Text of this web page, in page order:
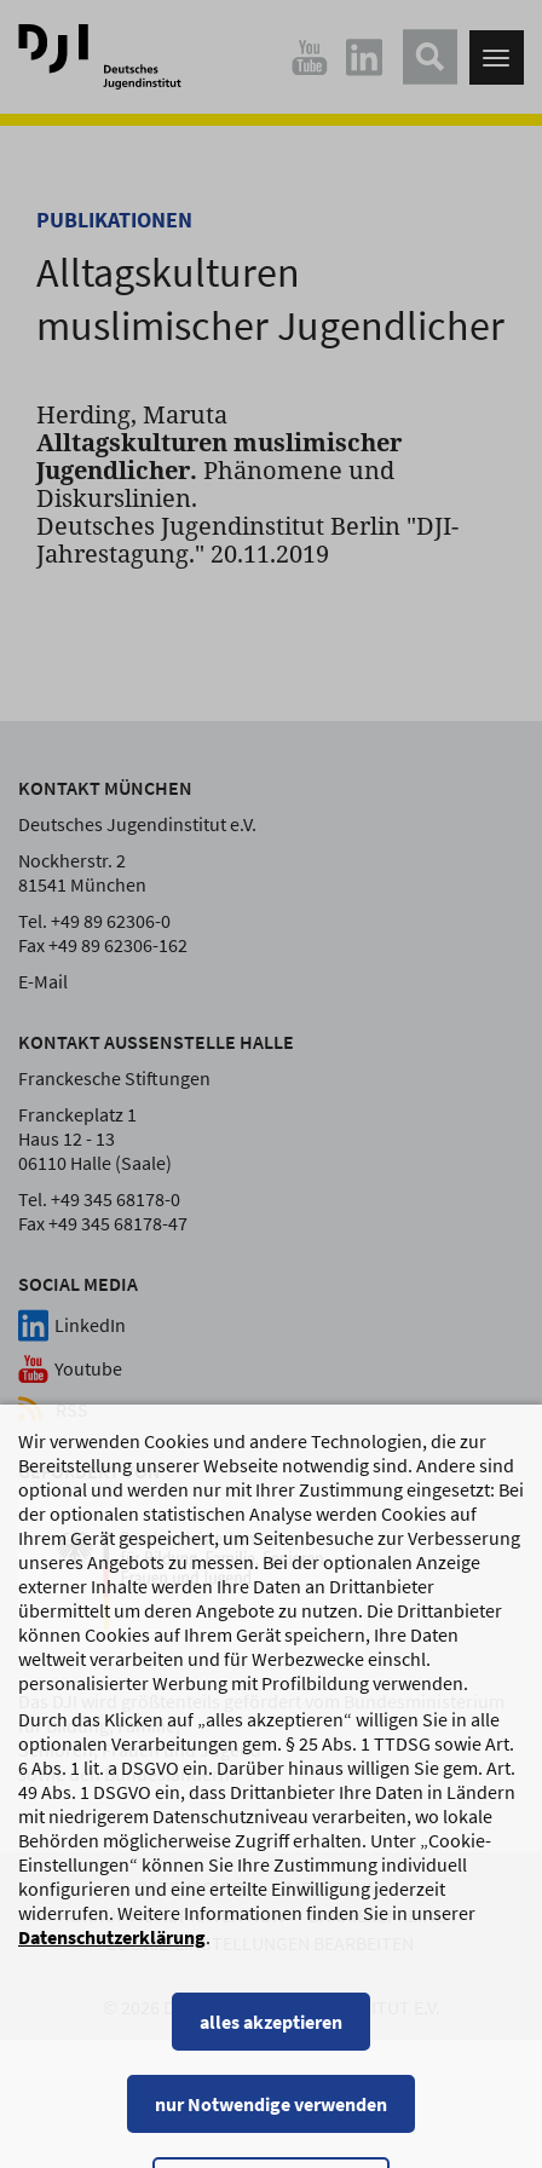
Direkt
zum
Hauptinhalt
Direkt
zum
Hauptmenü
Wir verwenden Cookies und andere Technologien, die zur
Bereitstellung unserer Webseite notwendig sind. Andere sind
optional und werden nur mit Ihrer Zustimmung eingesetzt: Bei
der optionalen statistischen Analyse werden Cookies auf
Ihrem Gerät gespeichert, um Seitenbesuche zur Verbesserung
unseres Angebots zu messen. Bei der optionalen Anzeige
externer Inhalte werden Ihre Daten an Drittanbieter
übermittelt um deren Angebote zu nutzen. Die Drittanbieter
können Cookies auf Ihrem Gerät speichern, Ihre Daten
weltweit verarbeiten und für Werbezwecke einschl.
personalisierter Werbung mit Profilbildung verwenden.
Durch das Klicken auf „alles akzeptieren“ willigen Sie in alle
optionalen Verarbeitungen gem. § 25 Abs. 1 TTDSG sowie Art.
6 Abs. 1 lit. a DSGVO ein. Darüber hinaus willigen Sie gem. Art.
49 Abs. 1 DSGVO ein, dass Drittanbieter Ihre Daten in Ländern
mit niedrigerem Datenschutzniveau verarbeiten, wo lokale
Behörden möglicherweise Zugriff erhalten. Unter „Cookie-
Einstellungen“ können Sie Ihre Zustimmung individuell
konfigurieren und eine erteilte Einwilligung jederzeit
widerrufen. Weitere Informationen finden Sie in unserer
Datenschutzerklärung.
alles akzeptieren
nur Notwendige verwenden
PUBLIKATIONEN
Alltagskulturen
muslimischer Jugendlicher
Herding, Maruta
Alltagskulturen muslimischer
Jugendlicher. Phänomene und
Diskurslinien.
Deutsches Jugendinstitut Berlin "DJI-
Jahrestagung." 20.11.2019
SOCIAL MEDIA
LinkedIn
Youtube
RSS
KONTAKT MÜNCHEN
Deutsches Jugendinstitut e.V.
Nockherstr. 2
81541 München
Tel. +49 89 62306-0
Fax +49 89 62306-162
E-Mail
KONTAKT AUSSENSTELLE HALLE
Franckesche Stiftungen
Franckeplatz 1
Haus 12 - 13
06110 Halle (Saale)
Tel. +49 345 68178-0
Fax +49 345 68178-47
GEFÖRDERT VON
Das DJI wird größtenteils gefördert vom Bundesministerium
für Bildung, Familie,
Senioren, Frauen und Jugend
sowie den Bundesländern.
DATENSCHUTZ
IMPRESSUM
KORRUPTIONSPRÄVENTION
BARRIEREFREIHEIT
COOKIE-EINSTELLUNGEN BEARBEITEN